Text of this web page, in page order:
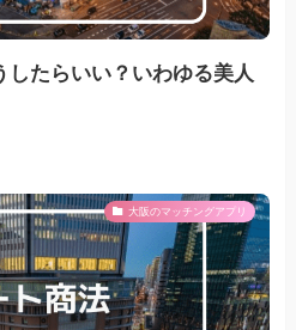
したらいい？いわゆる美人
大阪のマッチングアプリ